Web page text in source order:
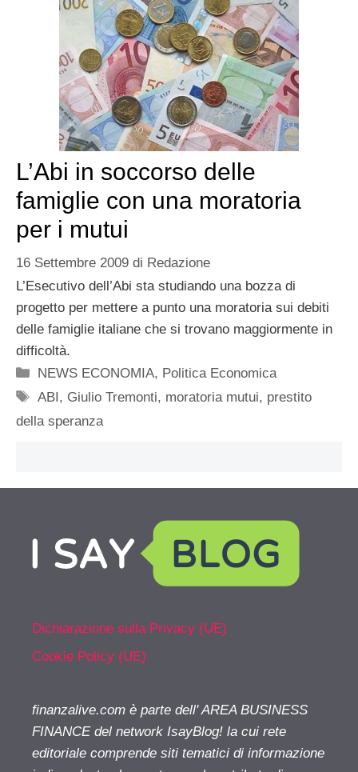
L’Abi in soccorso delle
famiglie con una moratoria
per i mutui
16 Settembre 2009 di Redazione
L’Esecutivo dell’Abi sta studiando una bozza di
progetto per mettere a punto una moratoria sui debiti
delle famiglie italiane che si trovano maggiormente in
difficoltà.
Categorie
NEWS ECONOMIA, Politica Economica
Tag
ABI, Giulio Tremonti, moratoria mutui, prestito
della speranza
Dichiarazione sulla Privacy (UE)
Cookie Policy (UE)
finanzalive.com è parte dell' AREA BUSINESS
FINANCE del network IsayBlog! la cui rete
editoriale comprende siti tematici di informazione